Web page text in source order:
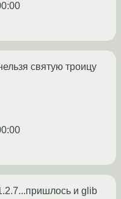
святую троицу
и glib